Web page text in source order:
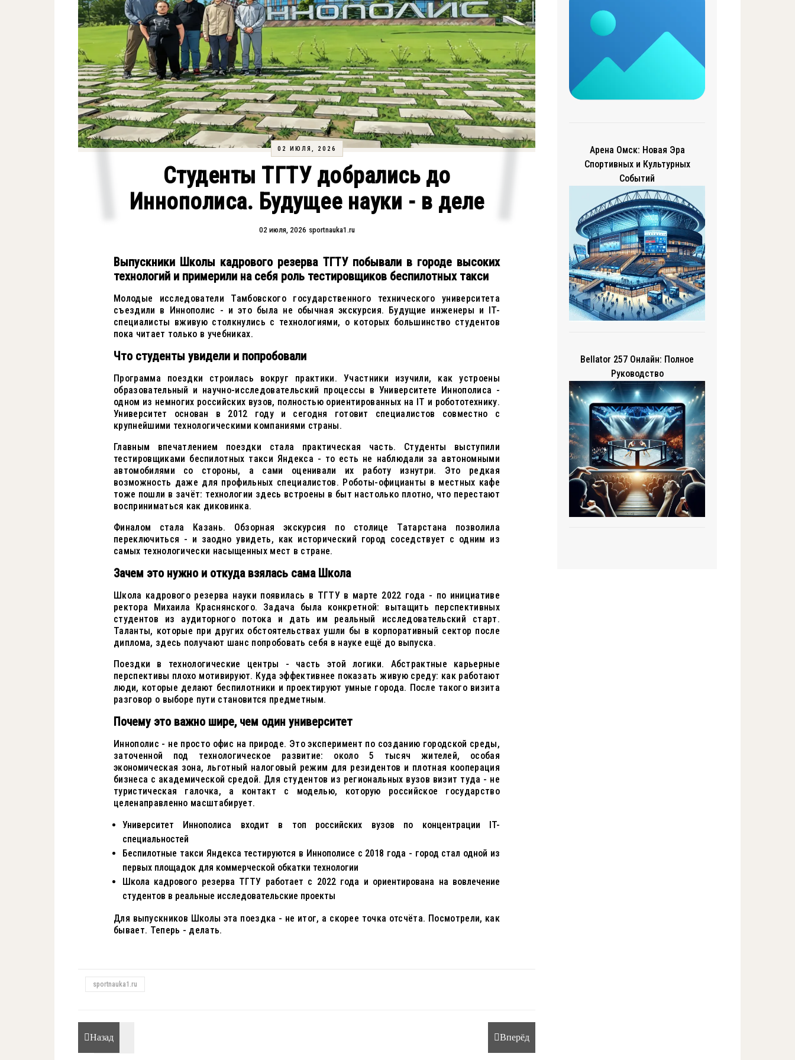
02 ИЮЛЯ, 2026
Студенты ТГТУ добрались до
Иннополиса. Будущее науки - в деле
02 июля, 2026 sportnauka1.ru
Выпускники Школы кадрового резерва ТГТУ побывали в городе высоких
технологий и примерили на себя роль тестировщиков беспилотных такси
Молодые исследователи Тамбовского государственного технического университета
съездили в Иннополис - и это была не обычная экскурсия. Будущие инженеры и IT-
специалисты вживую столкнулись с технологиями, о которых большинство студентов
пока читает только в учебниках.
Что студенты увидели и попробовали
Программа поездки строилась вокруг практики. Участники изучили, как устроены
образовательный и научно-исследовательский процессы в Университете Иннополиса -
одном из немногих российских вузов, полностью ориентированных на IT и робототехнику.
Университет основан в 2012 году и сегодня готовит специалистов совместно с
крупнейшими технологическими компаниями страны.
Главным впечатлением поездки стала практическая часть. Студенты выступили
тестировщиками беспилотных такси Яндекса - то есть не наблюдали за автономными
автомобилями со стороны, а сами оценивали их работу изнутри. Это редкая
возможность даже для профильных специалистов. Роботы-официанты в местных кафе
тоже пошли в зачёт: технологии здесь встроены в быт настолько плотно, что перестают
восприниматься как диковинка.
Финалом стала Казань. Обзорная экскурсия по столице Татарстана позволила
переключиться - и заодно увидеть, как исторический город соседствует с одним из
самых технологически насыщенных мест в стране.
Зачем это нужно и откуда взялась сама Школа
Школа кадрового резерва науки появилась в ТГТУ в марте 2022 года - по инициативе
ректора Михаила Краснянского. Задача была конкретной: вытащить перспективных
студентов из аудиторного потока и дать им реальный исследовательский старт.
Таланты, которые при других обстоятельствах ушли бы в корпоративный сектор после
диплома, здесь получают шанс попробовать себя в науке ещё до выпуска.
Поездки в технологические центры - часть этой логики. Абстрактные карьерные
перспективы плохо мотивируют. Куда эффективнее показать живую среду: как работают
люди, которые делают беспилотники и проектируют умные города. После такого визита
разговор о выборе пути становится предметным.
Почему это важно шире, чем один университет
Иннополис - не просто офис на природе. Это эксперимент по созданию городской среды,
заточенной под технологическое развитие: около 5 тысяч жителей, особая
экономическая зона, льготный налоговый режим для резидентов и плотная кооперация
бизнеса с академической средой. Для студентов из региональных вузов визит туда - не
туристическая галочка, а контакт с моделью, которую российское государство
целенаправленно масштабирует.
Университет Иннополиса входит в топ российских вузов по концентрации IT-
специальностей
Беспилотные такси Яндекса тестируются в Иннополисе с 2018 года - город стал одной из
первых площадок для коммерческой обкатки технологии
Школа кадрового резерва ТГТУ работает с 2022 года и ориентирована на вовлечение
студентов в реальные исследовательские проекты
Для выпускников Школы эта поездка - не итог, а скорее точка отсчёта. Посмотрели, как
бывает. Теперь - делать.
sportnauka1.ru
Назад Вперёд
Арена Омск: Новая Эра
Спортивных и Культурных
Событий
Bellator 257 Онлайн: Полное
Руководство